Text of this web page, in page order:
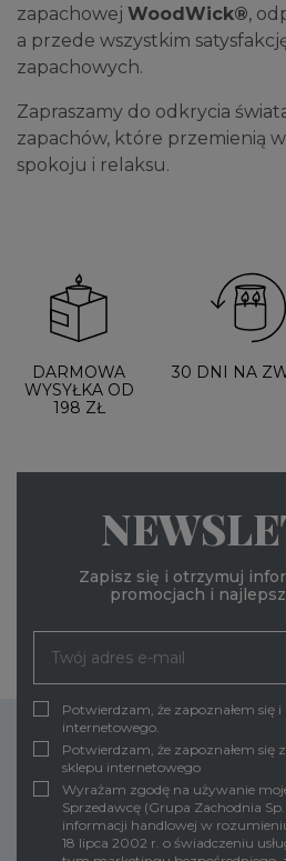
zapachowej WoodWick®,
a przede wszystkim
zapachowych.
Zapraszamy do odkrycia
zapachów, które przemienią
spokoju i relaksu.
DARMOWA
WYSYŁKA OD
198 ZŁ
30 DNI NA
Zapisz się i otrzymuj
promocjach i
Potwierdzam, że zapoznałem się
internetowego.
Potwierdzam, że zapoznałem się z
sklepu internetowego
Wyrażam zgodę na używanie
Sprzedawcę (Grupa Zachodnia
informacji handlowej w
18 lipca 2002 r. o świadczeniu